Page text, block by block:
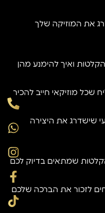
את המוזיקה שלך
שכל מוזיקאי חייב להכיר
שישדרג את היצירה
שמתאים בדיוק לכם
לזכור את הברכה שלכם